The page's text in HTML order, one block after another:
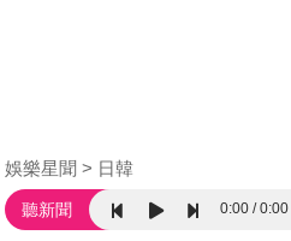
娛樂星聞 日韓
聽新聞 0:00 0:00